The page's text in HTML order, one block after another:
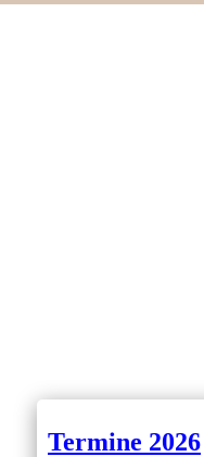
Termine 2026